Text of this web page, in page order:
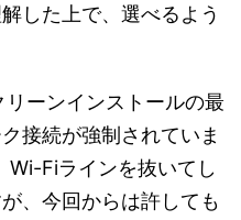
した上で、選べるよう
リーンインストールの最
接続が強制されていま
Fiラインを抜いてし
、今回からは許しても